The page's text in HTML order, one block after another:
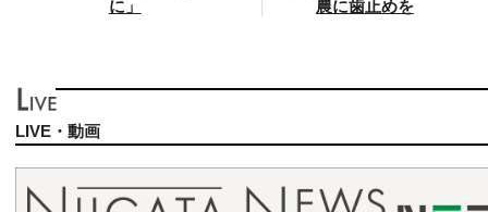
に」
農に歯止めを
LIVE・動画